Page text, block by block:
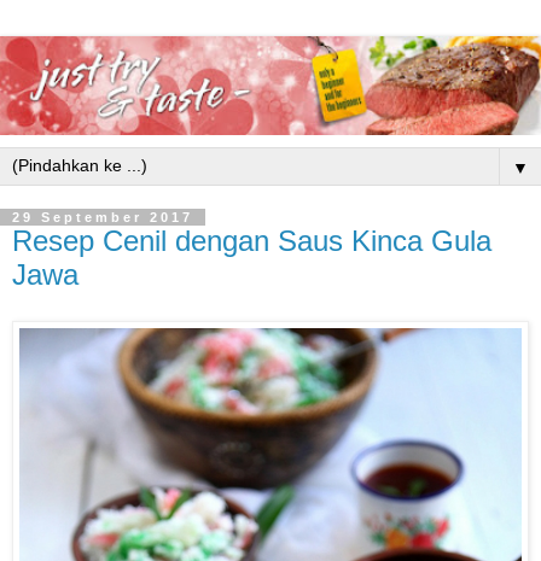
▼
29 September 2017
Resep Cenil dengan Saus Kinca Gula
Jawa